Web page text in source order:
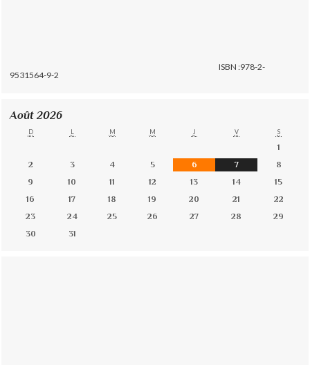
ISBN :978-2-
9531564-9-2
Août 2026
D L M M J V S
1
2
3 4 5 6 7
8
9
10 11 12 13 14
15
16
17 18 19 20 21
22
23
24 25 26 27 28
29
30
31